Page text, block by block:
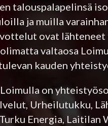
talouspalapelinsä
ja muilla
ovat
valtaosa
kauden
on
Urheilutukku,
Energia, Laitilan